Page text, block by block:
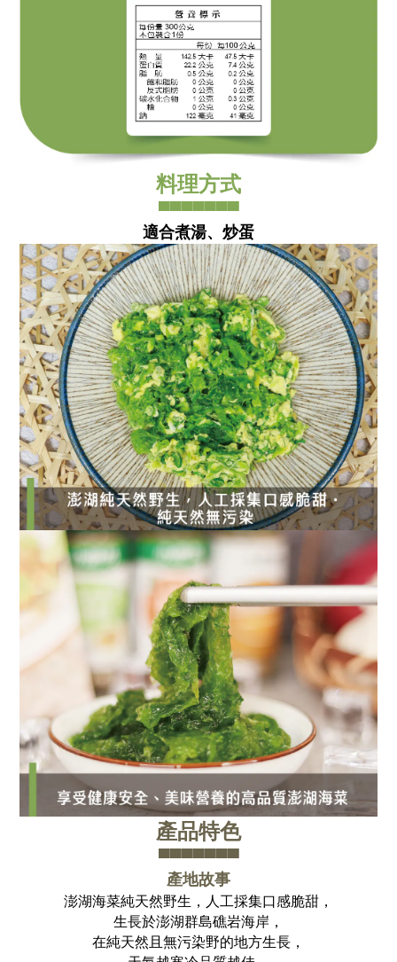
料理方式
▀▀▀▀▀▀▀
適合煮湯、炒蛋
產品特色
▀▀▀▀▀▀▀
產地故事
澎湖海菜純天然野生，人工採集口感脆甜，
生長於澎湖群島礁岩海岸，
在純天然且無污染野的地方生長，